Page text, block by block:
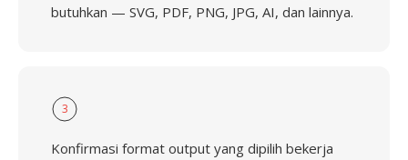
butuhkan — SVG, PDF, PNG, JPG, AI, dan lainnya.
3
Konfirmasi format output yang dipilih bekerja